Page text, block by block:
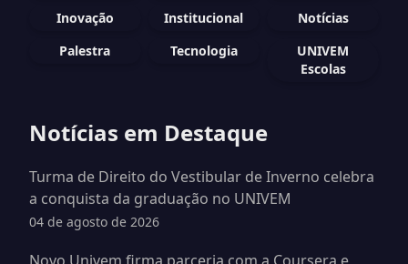
Inovação
Institucional
Notícias
Palestra
Tecnologia
UNIVEM
Escolas
Notícias em Destaque
Turma de Direito do Vestibular de Inverno celebra
a conquista da graduação no UNIVEM
04 de agosto de 2026